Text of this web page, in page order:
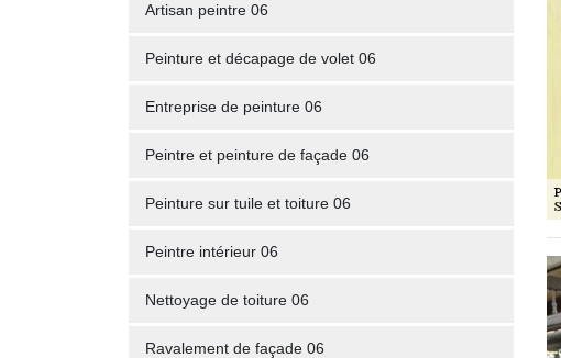
Artisan peintre 06
Peinture et décapage de volet 06
Entreprise de peinture 06
Peintre et peinture de façade 06
Peinture sur tuile et toiture 06
Peintre intérieur 06
Nettoyage de toiture 06
Ravalement de façade 06